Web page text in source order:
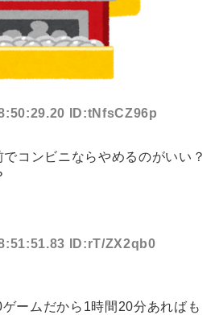
ID:tNfsCZ96p
コンビニならやめるのがいい？
ID:rT/ZX2qb0
ームだから1時間20分あればも